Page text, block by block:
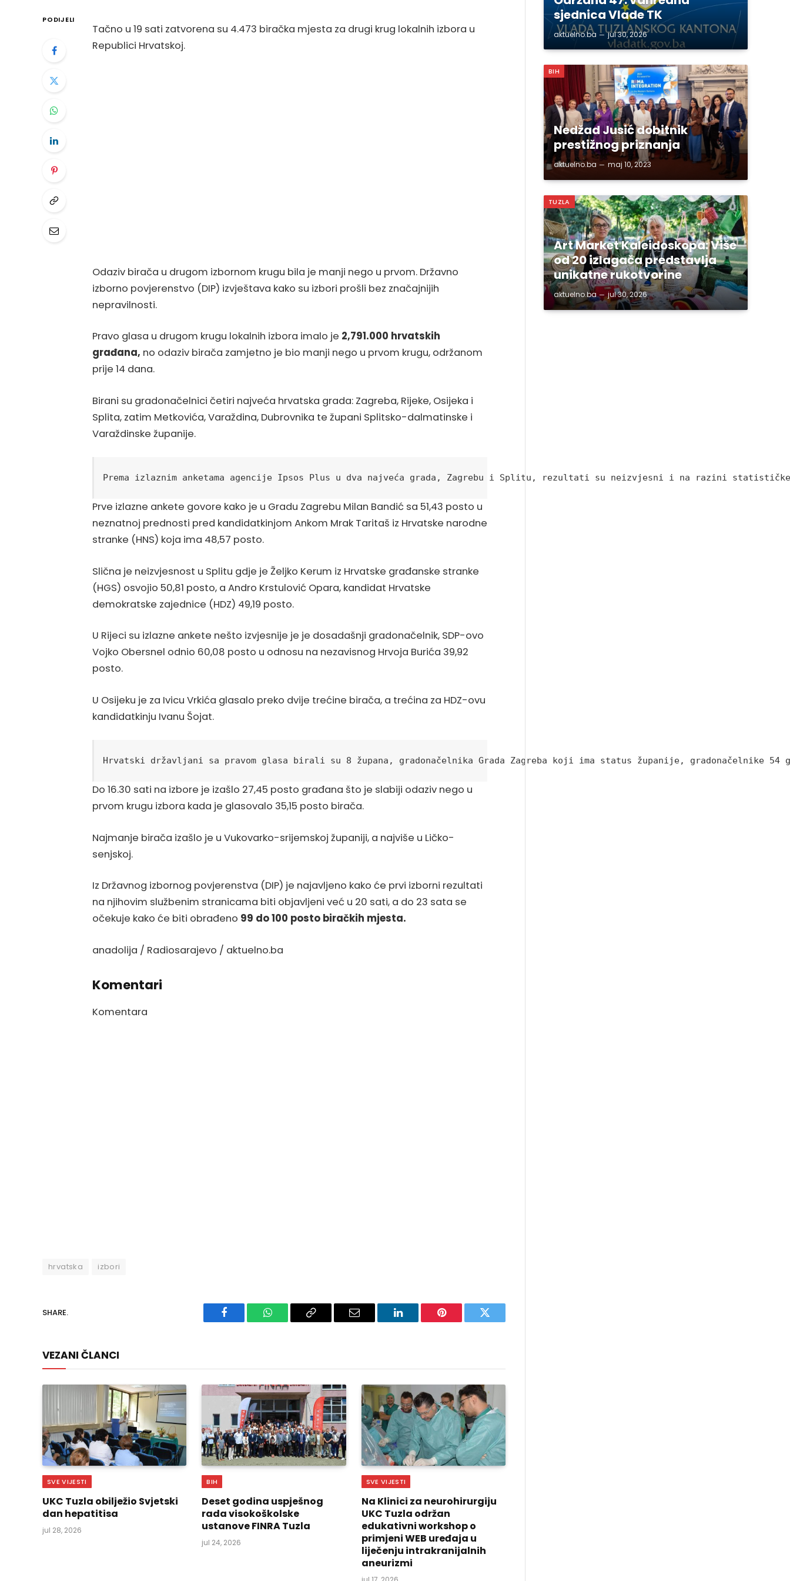
PODIJELI
Tačno u 19 sati zatvorena su 4.473 biračka mjesta za drugi krug lokalnih izbora u
Republici Hrvatskoj.
Odaziv birača u drugom izbornom krugu bila je manji nego u prvom. Državno
izborno povjerenstvo (DIP) izvještava kako su izbori prošli bez značajnijih
nepravilnosti.
Pravo glasa u drugom krugu lokalnih izbora imalo je 2,791.000 hrvatskih
građana, no odaziv birača zamjetno je bio manji nego u prvom krugu, održanom
prije 14 dana.
Birani su gradonačelnici četiri najveća hrvatska grada: Zagreba, Rijeke, Osijeka i
Splita, zatim Metkovića, Varaždina, Dubrovnika te župani Splitsko-dalmatinske i
Varaždinske županije.
Prema izlaznim anketama agencije Ipsos Plus u dva najveća grada, Zagrebu i Splitu, rezultati su neizvjesni i na razini statističke
Prve izlazne ankete govore kako je u Gradu Zagrebu Milan Bandić sa 51,43 posto u
neznatnoj prednosti pred kandidatkinjom Ankom Mrak Taritaš iz Hrvatske narodne
stranke (HNS) koja ima 48,57 posto.
Slična je neizvjesnost u Splitu gdje je Željko Kerum iz Hrvatske građanske stranke
(HGS) osvojio 50,81 posto, a Andro Krstulović Opara, kandidat Hrvatske
demokratske zajednice (HDZ) 49,19 posto.
U Rijeci su izlazne ankete nešto izvjesnije je je dosadašnji gradonačelnik, SDP-ovo
Vojko Obersnel odnio 60,08 posto u odnosu na nezavisnog Hrvoja Burića 39,92
posto.
U Osijeku je za Ivicu Vrkića glasalo preko dvije trećine birača, a trećina za HDZ-ovu
kandidatkinju Ivanu Šojat.
Hrvatski državljani sa pravom glasa birali su 8 župana, gradonačelnika Grada Zagreba koji ima status županije, gradonačelnike 54
Do 16.30 sati na izbore je izašlo 27,45 posto građana što je slabiji odaziv nego u
prvom krugu izbora kada je glasovalo 35,15 posto birača.
Najmanje birača izašlo je u Vukovarko-srijemskoj županiji, a najviše u Ličko-
senjskoj.
Iz Državnog izbornog povjerenstva (DIP) je najavljeno kako će prvi izborni rezultati
na njihovim službenim stranicama biti objavljeni već u 20 sati, a do 23 sata se
očekuje kako će biti obrađeno 99 do 100 posto biračkih mjesta.
anadolija / Radiosarajevo / aktuelno.ba
Komentari
Komentara
hrvatska izbori
SHARE.
Facebook WhatsAppCopy
Email LinkedIn Pinterest Twitter
VEZANI ČLANCI
SVE VIJESTI
UKC Tuzla obilježio Svjetski
dan hepatitisa
jul 28, 2026
BIH
Deset godina uspješnog
rada visokoškolske
ustanove FINRA Tuzla
jul 24, 2026
SVE VIJESTI
Na Klinici za neurohirurgiju
UKC Tuzla održan
edukativni workshop o
primjeni WEB uređaja u
liječenju intrakranijalnih
aneurizmi
sjednica Vlade TK
aktuelno.ba jul 30, 2026
BIH
Nedžad Jusić dobitnik
prestižnog priznanja
aktuelno.ba maj 10, 2023
TUZLA
Art Market Kaleidoskopa: Više
od 20 izlagača predstavlja
unikatne rukotvorine
aktuelno.ba jul 30, 2026